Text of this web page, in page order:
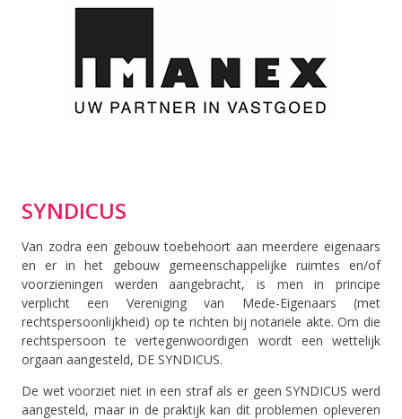
SYNDICUS
Van zodra een gebouw toebehoort aan meerdere eigenaars
en er in het gebouw gemeenschappelijke ruimtes en/of
voorzieningen werden aangebracht, is men in principe
verplicht een Vereniging van Mede-Eigenaars (met
rechtspersoonlijkheid) op te richten bij notariële akte. Om die
rechtspersoon te vertegenwoordigen wordt een wettelijk
orgaan aangesteld, DE SYNDICUS.
De wet voorziet niet in een straf als er geen SYNDICUS werd
aangesteld, maar in de praktijk kan dit problemen opleveren